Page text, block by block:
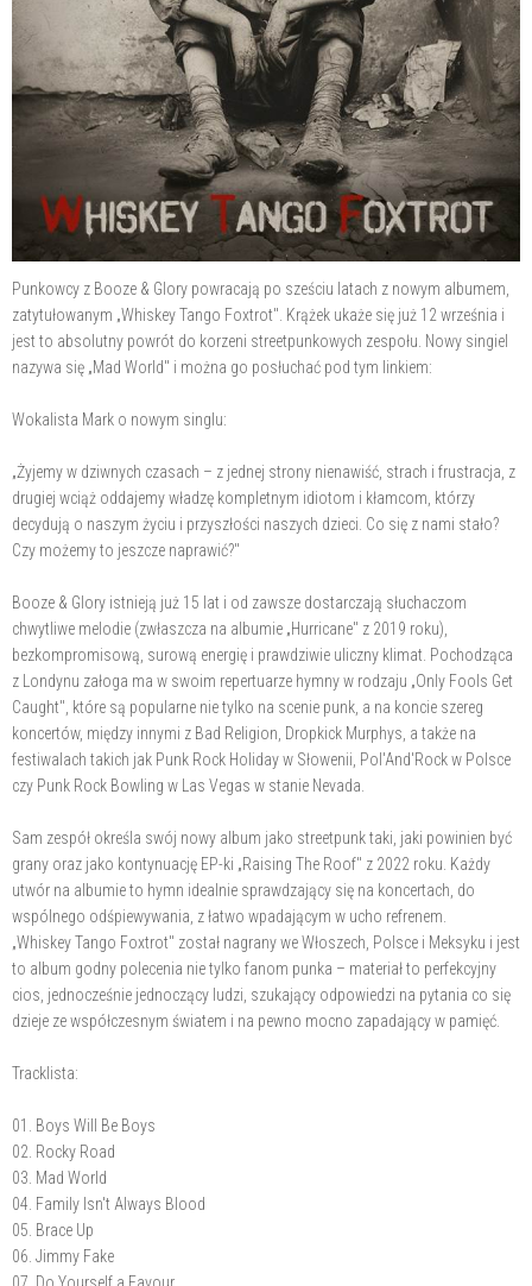
Punkowcy z Booze & Glory powracają po sześciu latach z nowym albumem,
zatytułowanym „Whiskey Tango Foxtrot". Krążek ukaże się już 12 września i
jest to absolutny powrót do korzeni streetpunkowych zespołu. Nowy singiel
nazywa się „Mad World" i można go posłuchać pod tym linkiem:
Wokalista Mark o nowym singlu:
„Żyjemy w dziwnych czasach – z jednej strony nienawiść, strach i frustracja, z
drugiej wciąż oddajemy władzę kompletnym idiotom i kłamcom, którzy
decydują o naszym życiu i przyszłości naszych dzieci. Co się z nami stało?
Czy możemy to jeszcze naprawić?"
Booze & Glory istnieją już 15 lat i od zawsze dostarczają słuchaczom
chwytliwe melodie (zwłaszcza na albumie „Hurricane" z 2019 roku),
bezkompromisową, surową energię i prawdziwie uliczny klimat. Pochodząca
z Londynu załoga ma w swoim repertuarze hymny w rodzaju „Only Fools Get
Caught", które są popularne nie tylko na scenie punk, a na koncie szereg
koncertów, między innymi z Bad Religion, Dropkick Murphys, a także na
festiwalach takich jak Punk Rock Holiday w Słowenii, Pol'And'Rock w Polsce
czy Punk Rock Bowling w Las Vegas w stanie Nevada.
Sam zespół określa swój nowy album jako streetpunk taki, jaki powinien być
grany oraz jako kontynuację EP-ki „Raising The Roof" z 2022 roku. Każdy
utwór na albumie to hymn idealnie sprawdzający się na koncertach, do
wspólnego odśpiewywania, z łatwo wpadającym w ucho refrenem.
„Whiskey Tango Foxtrot" został nagrany we Włoszech, Polsce i Meksyku i jest
to album godny polecenia nie tylko fanom punka – materiał to perfekcyjny
cios, jednocześnie jednoczący ludzi, szukający odpowiedzi na pytania co się
dzieje ze współczesnym światem i na pewno mocno zapadający w pamięć.
Tracklista:
01. Boys Will Be Boys
02. Rocky Road
03. Mad World
04. Family Isn't Always Blood
05. Brace Up
06. Jimmy Fake